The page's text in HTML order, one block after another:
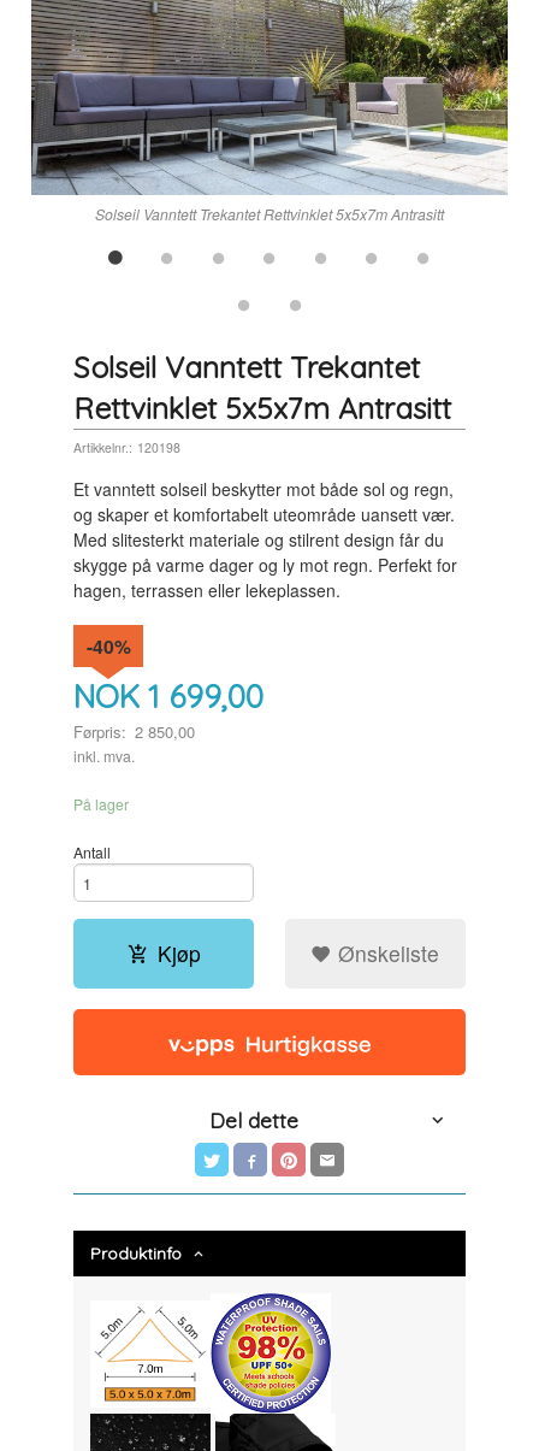
Solseil Vanntett Trekantet Rettvinklet 5x5x7m Antrasitt
Solseil Vanntett Trekantet
Rettvinklet 5x5x7m Antrasitt
Artikkelnr.: 120198
Et vanntett solseil beskytter mot både sol og regn,
og skaper et komfortabelt uteområde uansett vær.
Med slitesterkt materiale og stilrent design får du
skygge på varme dager og ly mot regn. Perfekt for
hagen, terrassen eller lekeplassen.
NOK 1 699,00
Førpris: 2 850,00
Rabatt
-40%
inkl. mva.
På lager
Antall
Kjøp Ønskeliste
Del dette
Produktinfo